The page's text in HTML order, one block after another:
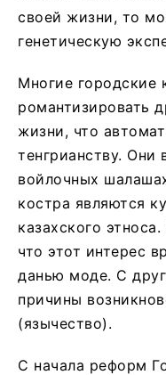
своей жизни, то
генетическую
Многие городские
романтизировать
жизни, что
тенгрианству. Они
войлочных
костра являются
казахского
что этот интерес
данью моде. С
причины
(язычество).
С начала реформ